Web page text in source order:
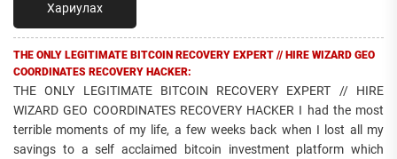
Хариулах
THE ONLY LEGITIMATE BITCOIN RECOVERY EXPERT // HIRE WIZARD GEO
COORDINATES RECOVERY HACKER:
THE ONLY LEGITIMATE BITCOIN RECOVERY EXPERT // HIRE
WIZARD GEO COORDINATES RECOVERY HACKER I had the most
terrible moments of my life, a few weeks back when I lost all my
savings to a self acclaimed bitcoin investment platform which